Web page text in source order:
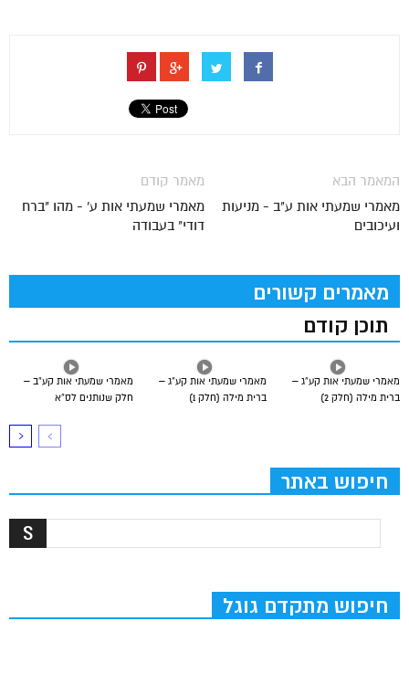
מאמר קודם
מאמרי שמעתי אות ע' - מהו "ברח
דודי" בעבודה
המאמר הבא
מאמרי שמעתי אות ע"ב - מניעות
ועיכובים
מאמרים קשורים
תוכן קודם
מאמרי שמעתי אות קע”ב –
חלק שנותנים לס”א
מאמרי שמעתי אות קע”ג –
ברית מילה (חלק 1)
מאמרי שמעתי אות קע”ג –
ברית מילה (חלק 2)
חיפוש באתר
חיפוש מתקדם גוגל